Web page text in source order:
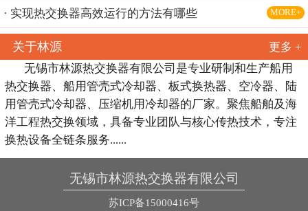
· 实现热交换器高效运行的方法有哪些 MORE+
关于林源
更多 +
无锡市林源热交换器有限公司是专业研制和生产船用
热交换器、船用管壳式冷却器、板式换热器、空冷器、陆
用管壳式冷却器、压缩机用冷却器的厂家。聚焦船舶及海
洋工程热交换领域，具备专业团队与核心传热技术，专注
换热设备全链条服务......
无锡市林源热交换器有限公司
苏ICP备15000416号